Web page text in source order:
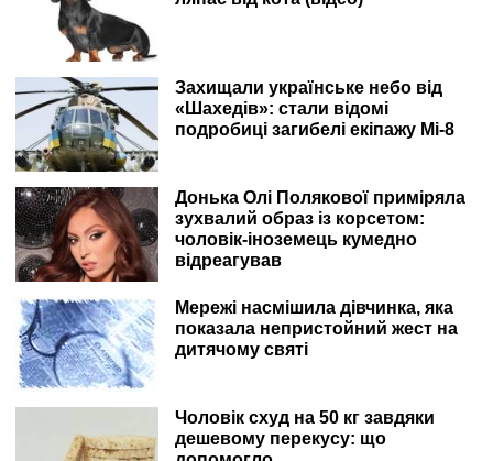
Захищали українське небо від
«Шахедів»: стали відомі
подробиці загибелі екіпажу Мі-8
Донька Олі Полякової приміряла
зухвалий образ із корсетом:
чоловік-іноземець кумедно
відреагував
Мережі насмішила дівчинка, яка
показала непристойний жест на
дитячому святі
Чоловік схуд на 50 кг завдяки
дешевому перекусу: що